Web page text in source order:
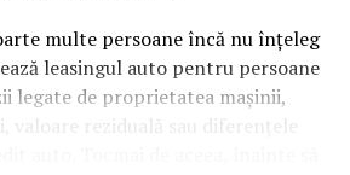
ușor. Un webinar reușit atrage
sine. Cineva îl menționează într-un
îl citează într-un articol, un
comunitatea lui. Fiecare astfel de
multe persoane încă nu înțeleg
leasingul auto pentru persoane
legate de proprietatea mașinii,
valoare reziduală sau diferențele